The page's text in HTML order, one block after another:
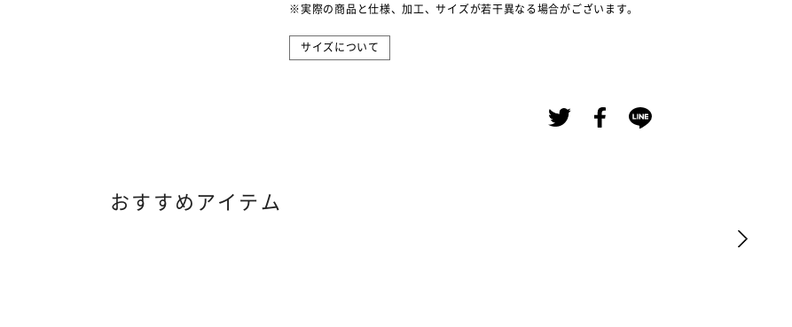
※実際の商品と仕様、加工、サイズが若干異なる場合がございます。
サイズについて
おすすめアイテム